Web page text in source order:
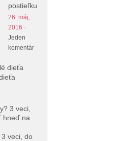
postieľku
26. máj,
2016 ·
Jeden
komentár
veci, do